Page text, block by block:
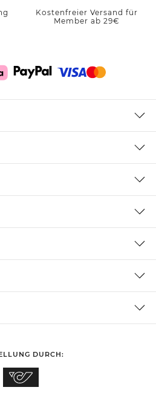
Kostenfreier Versand für
Member ab 29€
DURCH: